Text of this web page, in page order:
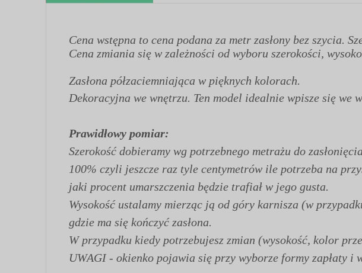
Cena wstępna to cena podana za metr zasłony bez szycia.
Cena zmiania się w zależności od wyboru szerokości,
Zasłona półzaciemniająca w pięknych kolorach.
Dekoracyjna we wnętrzu. Ten model idealnie wpisze się
Prawidłowy pomiar:
Szerokość dobieramy wg potrzebnego metrażu do
100% czyli jeszcze raz tyle centymetrów ile potrzeba na
jaki procent umarszczenia będzie trafiał w jego gusta.
Wysokość ustalamy mierząc ją od góry karnisza (w
gdzie ma się kończyć zasłona.
W przypadku kiedy potrzebujesz zmian (wysokość, kolor
UWAGI - okienko pojawia się przy wyborze formy zapłaty i